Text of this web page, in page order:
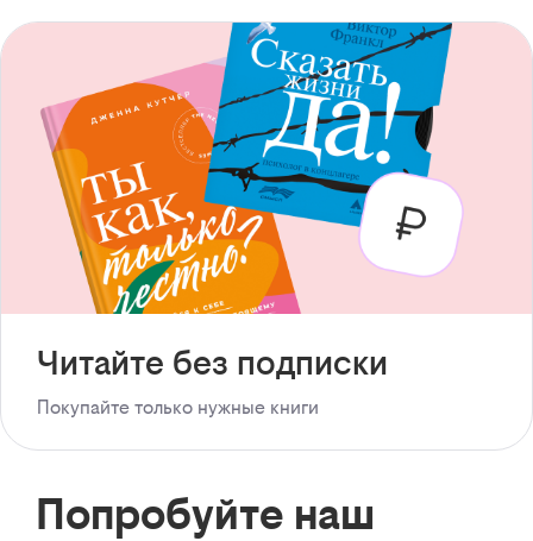
Читайте без подписки
Покупайте только нужные книги
Попробуйте наш